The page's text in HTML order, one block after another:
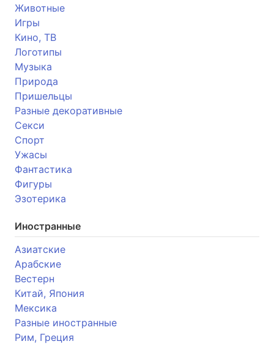
Животные
Игры
Кино, ТВ
Логотипы
Музыка
Природа
Пришельцы
Разные декоративные
Секси
Спорт
Ужасы
Фантастика
Фигуры
Эзотерика
Иностранные
Азиатские
Арабские
Вестерн
Китай, Япония
Мексика
Разные иностранные
Рим, Греция